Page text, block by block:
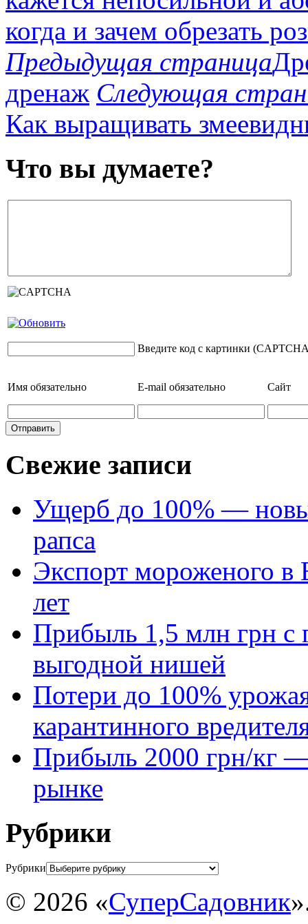
когда и зачем обрезать
Предыдущая страница
дренаж Следующая
Как выращивать
Что вы думаете?
Введите код с картинки
Имя обязательно E-mail обязательно Сайт
Свежие записи
Ущерб до 100% —
рапса
Экспорт мороженого в
лет
Прибыль 1,5 млн грн с
выгодной нишей
Потери до 100%
карантинного
Прибыль 2000 грн/кг —
рынке
Рубрики
Рубрики
© 2026 «СуперСадовник